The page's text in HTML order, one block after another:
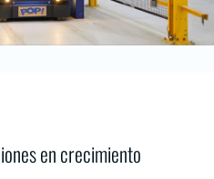
en crecimiento